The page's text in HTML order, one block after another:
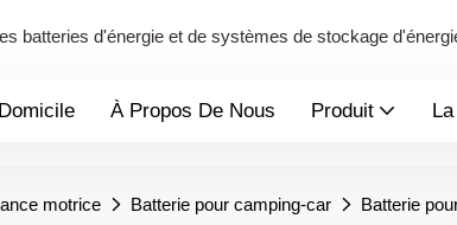
batteries d'énergie et de systèmes de stockage
Domicile À Propos De Nous Produit
motrice Batterie pour camping-car Batterie